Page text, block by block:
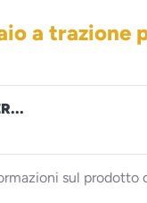
a trazione
sul prodotto